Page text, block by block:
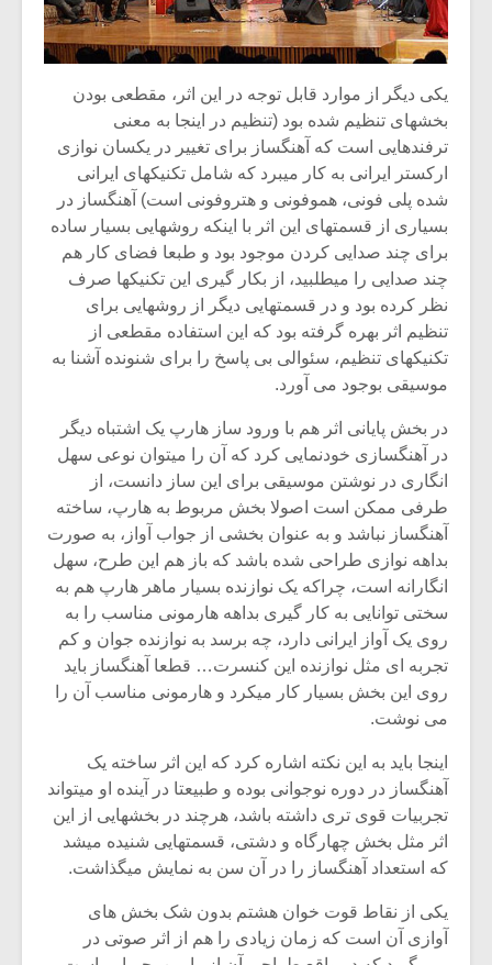
یکی دیگر از موارد قابل توجه در این اثر، مقطعی بودن
بخشهای تنظیم شده بود (تنظیم در اینجا به معنی
ترفندهایی است که آهنگساز برای تغییر در یکسان نوازی
ارکستر ایرانی به کار میبرد که شامل تکنیکهای ایرانی
شده پلی فونی، هموفونی و هتروفونی است) آهنگساز در
بسیاری از قسمتهای این اثر با اینکه روشهایی بسیار ساده
برای چند صدایی کردن موجود بود و طبعا فضای کار هم
چند صدایی را میطلبید، از بکار گیری این تکنیکها صرف
نظر کرده بود و در قسمتهایی دیگر از روشهایی برای
تنظیم اثر بهره گرفته بود که این استفاده مقطعی از
تکنیکهای تنظیم، سئوالی بی پاسخ را برای شنونده آشنا به
موسیقی بوجود می آورد.
در بخش پایانی اثر هم با ورود ساز هارپ یک اشتباه دیگر
در آهنگسازی خودنمایی کرد که آن را میتوان نوعی سهل
انگاری در نوشتن موسیقی برای این ساز دانست، از
طرفی ممکن است اصولا بخش مربوط به هارپ، ساخته
آهنگساز نباشد و به عنوان بخشی از جواب آواز، به صورت
بداهه نوازی طراحی شده باشد که باز هم این طرح، سهل
انگارانه است، چراکه یک نوازنده بسیار ماهر هارپ هم به
سختی توانایی به کار گیری بداهه هارمونی مناسب را به
روی یک آواز ایرانی دارد، چه برسد به نوازنده جوان و کم
تجربه ای مثل نوازنده این کنسرت… قطعا آهنگساز باید
روی این بخش بسیار کار میکرد و هارمونی مناسب آن را
می نوشت.
اینجا باید به این نکته اشاره کرد که این اثر ساخته یک
آهنگساز در دوره نوجوانی بوده و طبیعتا در آینده او میتواند
تجربیات قوی تری داشته باشد، هرچند در بخشهایی از این
اثر مثل بخش چهارگاه و دشتی، قسمتهایی شنیده میشد
که استعداد آهنگساز را در آن سن به نمایش میگذاشت.
یکی از نقاط قوت خوان هشتم بدون شک بخش های
آوازی آن است که زمان زیادی را هم از اثر صوتی در